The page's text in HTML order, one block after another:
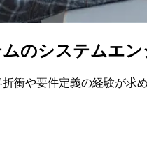
ムのシステムエ
衝や要件定義の経験が求